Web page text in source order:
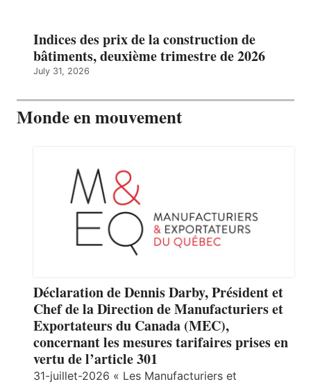
Indices des prix de la construction de
bâtiments, deuxième trimestre de 2026
July 31, 2026
Monde en mouvement
Déclaration de Dennis Darby, Président et
Chef de la Direction de Manufacturiers et
Exportateurs du Canada (MEC),
concernant les mesures tarifaires prises en
vertu de l’article 301
31-juillet-2026 « Les Manufacturiers et